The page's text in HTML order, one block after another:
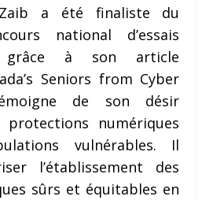
a été finaliste du
national d’essais
grâce à son article
Seniors from Cyber
de son désir
protections numériques
vulnérables. Il
l’établissement des
sûrs et équitables en